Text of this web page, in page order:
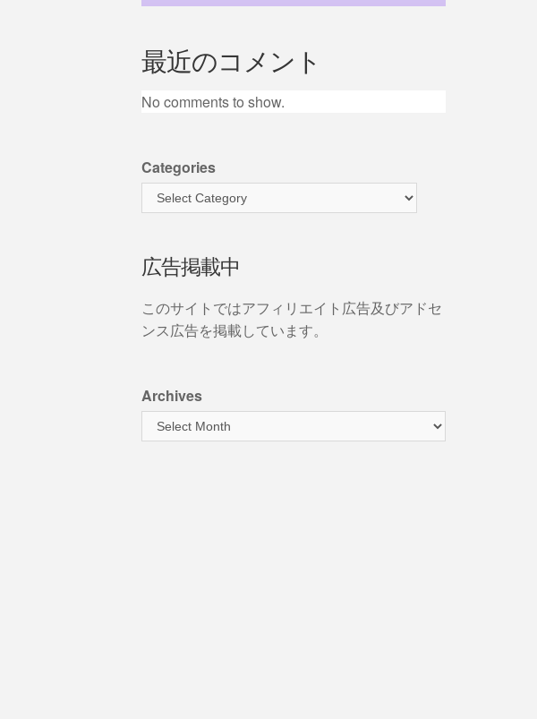
最近のコメント
No comments to show.
Categories
広告掲載中
このサイトではアフィリエイト広告及びアドセ
ンス広告を掲載しています。
Archives